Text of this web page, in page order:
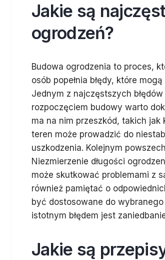
Jakie są
ogrodzeń?
Budowa ogrodzenia to proces,
osób popełnia błędy, które
Jednym z najczęstszych
rozpoczęciem budowy warto
ma na nim przeszkód, takich
teren może prowadzić do
uszkodzenia. Kolejnym
Niezmierzenie długości
może skutkować problemami z
również pamiętać o
być dostosowane do
istotnym błędem jest
Jakie są